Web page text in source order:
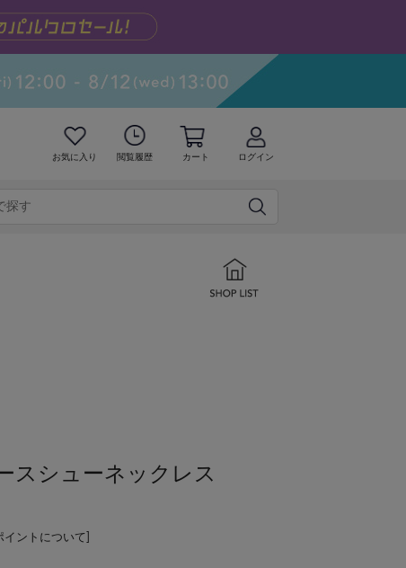
お気に入り 閲覧履歴 カート ログイン
スシューネックレス
イントについて